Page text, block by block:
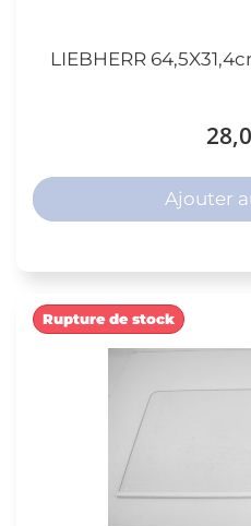
LIEBHERR
Ajouter
Rupture de stock